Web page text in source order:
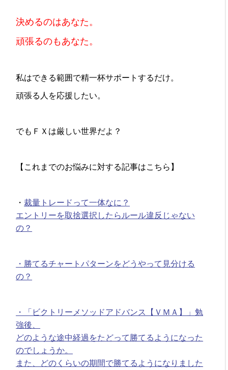
決めるのはあなた。
頑張るのもあなた。
私はできる範囲で精一杯サポートするだけ。
頑張る人を応援したい。
でもＦＸは厳しい世界だよ？
【これまでのお悩みに対する記事はこちら】
・ 裁量トレードって一体なに？
エントリーを取捨選択したらルール違反じゃない
の？
・勝てるチャートパターンをどうやって見分ける
の？
・「ビクトリーメソッドアドバンス【ＶＭＡ】」勉
強後、
どのような途中経過をたどって勝てるようになった
のでしょうか。
また、どのくらいの期間で勝てるようになりました